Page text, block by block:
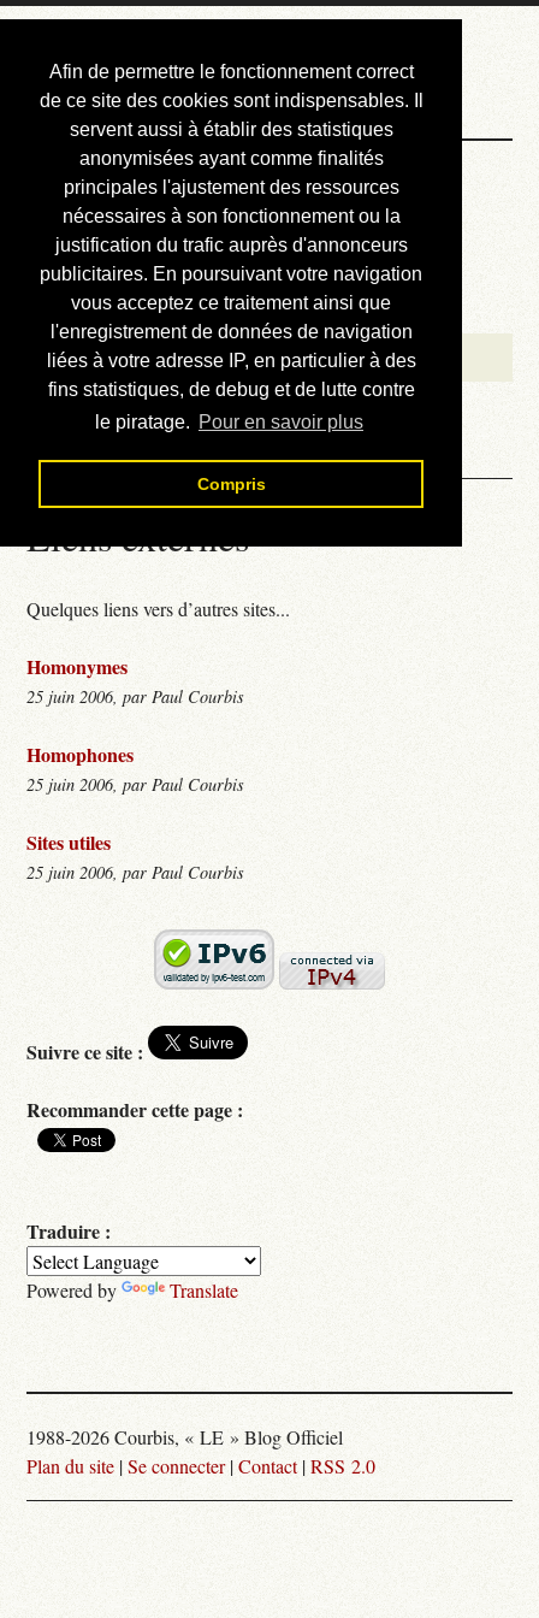
Afin de permettre le fonctionnement correct
de ce site des cookies sont indispensables. Il
servent aussi à établir des statistiques
anonymisées ayant comme finalités
principales l'ajustement des ressources
nécessaires à son fonctionnement ou la
justification du trafic auprès d'annonceurs
publicitaires. En poursuivant votre navigation
vous acceptez ce traitement ainsi que
l'enregistrement de données de navigation
liées à votre adresse IP, en particulier à des
fins statistiques, de debug et de lutte contre
le piratage. Pour en savoir plus
Compris
Courbis, « LE »
Blog Officiel
Bienvenue
Réalisations
Divers (et d’été)
Annonces
Liens externes
Téléchargement
Contact
Liens externes
Quelques liens vers d’autres sites...
Homonymes
25 juin 2006, par Paul Courbis
Homophones
25 juin 2006, par Paul Courbis
Sites utiles
25 juin 2006, par Paul Courbis
Suivre ce site :
Recommander cette page :
Traduire :
Powered by Translate
1988-2026 Courbis, « LE » Blog Officiel
Plan du site |Se connecter|Contact|RSS 2.0